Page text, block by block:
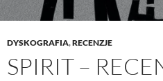
DYSKOGRAFIA,RECENZJE
SPIRIT –